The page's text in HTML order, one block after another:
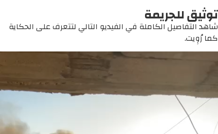
توثيق للجريمة
شاهد التفاصيل الكاملة في الفيديو التالي لتتعرف على الحكاية
كما رُوِيت.